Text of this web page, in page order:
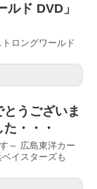
ルド DVD」
ロングワールド
うございま
・・・
～ 広島東洋カー
イスターズも